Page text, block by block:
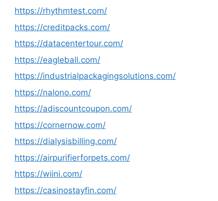
https://rhythmtest.com/
https://creditpacks.com/
https://datacentertour.com/
https://eagleball.com/
https://industrialpackagingsolutions.com/
https://nalono.com/
https://adiscountcoupon.com/
https://cornernow.com/
https://dialysisbilling.com/
https://airpurifierforpets.com/
https://wiini.com/
https://casinostayfin.com/